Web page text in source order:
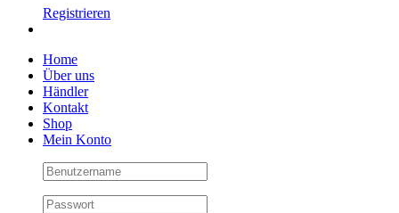
Registrieren
Home
Über uns
Händler
Kontakt
Shop
Mein Konto